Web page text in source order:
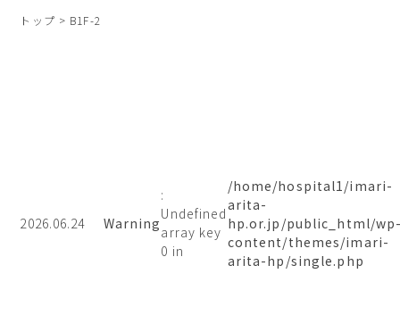
トップ > B1F-2
2026.06.24 Warning
:
Undefined
array key
0 in
/home/hospital1/imari-
arita-
hp.or.jp/public_html/
content/themes/imari-
arita-hp/single.php